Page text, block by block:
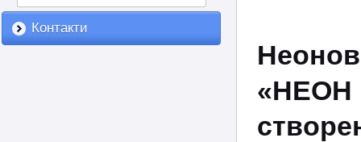
Контакти
«НЕОН